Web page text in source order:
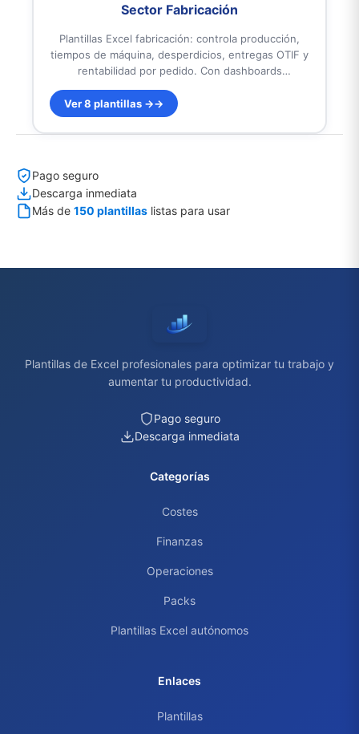
Sector Fabricación
Plantillas Excel fabricación: controla producción,
tiempos de máquina, desperdicios, entregas OTIF y
rentabilidad por pedido. Con dashboards
Diseñadas para talleres, mecanizados y empresas
industriales en España y Latinoamérica. Listas para
usar.
Ver 8 plantillas →
Pago seguro
Descarga inmediata
Más de 150 plantillas listas para usar
Plantillas de Excel profesionales para optimizar tu trabajo y
aumentar tu productividad.
Pago seguro
Descarga inmediata
Categorías
Costes
Finanzas
Operaciones
Packs
Plantillas Excel autónomos
Enlaces
Plantillas